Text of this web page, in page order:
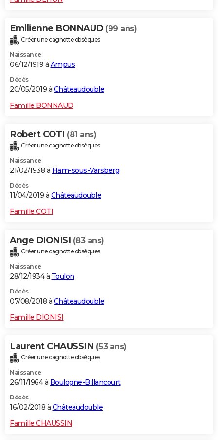
Emilienne BONNAUD (99 ans)
Créer une cagnotte obsèques
Naissance
06/12/1919 à Ampus
Décès
20/05/2019 à Châteaudouble
Famille BONNAUD
Robert COTI (81 ans)
Créer une cagnotte obsèques
Naissance
21/02/1938 à Ham-sous-Varsberg
Décès
11/04/2019 à Châteaudouble
Famille COTI
Ange DIONISI (83 ans)
Créer une cagnotte obsèques
Naissance
28/12/1934 à Toulon
Décès
07/08/2018 à Châteaudouble
Famille DIONISI
Laurent CHAUSSIN (53 ans)
Créer une cagnotte obsèques
Naissance
26/11/1964 à Boulogne-Billancourt
Décès
16/02/2018 à Châteaudouble
Famille CHAUSSIN